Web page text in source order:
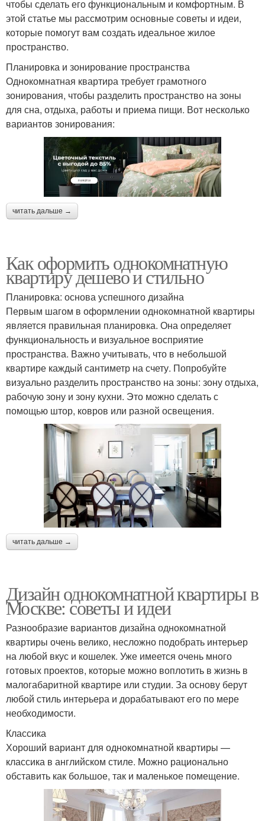
чтобы сделать его функциональным и комфортным. В
этой статье мы рассмотрим основные советы и идеи,
которые помогут вам создать идеальное жилое
пространство.
Планировка и зонирование пространства
Однокомнатная квартира требует грамотного
зонирования, чтобы разделить пространство на зоны
для сна, отдыха, работы и приема пищи. Вот несколько
вариантов зонирования:
читать дальше →
Как оформить однокомнатную
квартиру дешево и стильно
Планировка: основа успешного дизайна
Первым шагом в оформлении однокомнатной квартиры
является правильная планировка. Она определяет
функциональность и визуальное восприятие
пространства. Важно учитывать, что в небольшой
квартире каждый сантиметр на счету. Попробуйте
визуально разделить пространство на зоны: зону отдыха,
рабочую зону и зону кухни. Это можно сделать с
помощью штор, ковров или разной освещения.
читать дальше →
Дизайн однокомнатной квартиры в
Москве: советы и идеи
Разнообразие вариантов дизайна однокомнатной
квартиры очень велико, несложно подобрать интерьер
на любой вкус и кошелек. Уже имеется очень много
готовых проектов, которые можно воплотить в жизнь в
малогабаритной квартире или студии. За основу берут
любой стиль интерьера и дорабатывают его по мере
необходимости.
Классика
Хороший вариант для однокомнатной квартиры —
классика в английском стиле. Можно рационально
обставить как большое, так и маленькое помещение.